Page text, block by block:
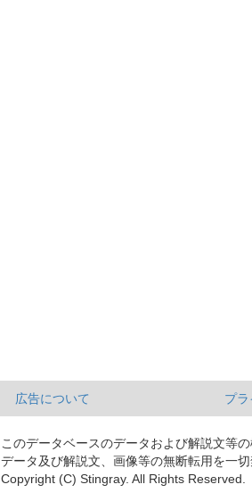
広告について プ
このデータベースのデータおよび解説文等
データ及び解説文、画像等の無断転用を一切
Copyright (C) Stingray. All Rights Reserved.